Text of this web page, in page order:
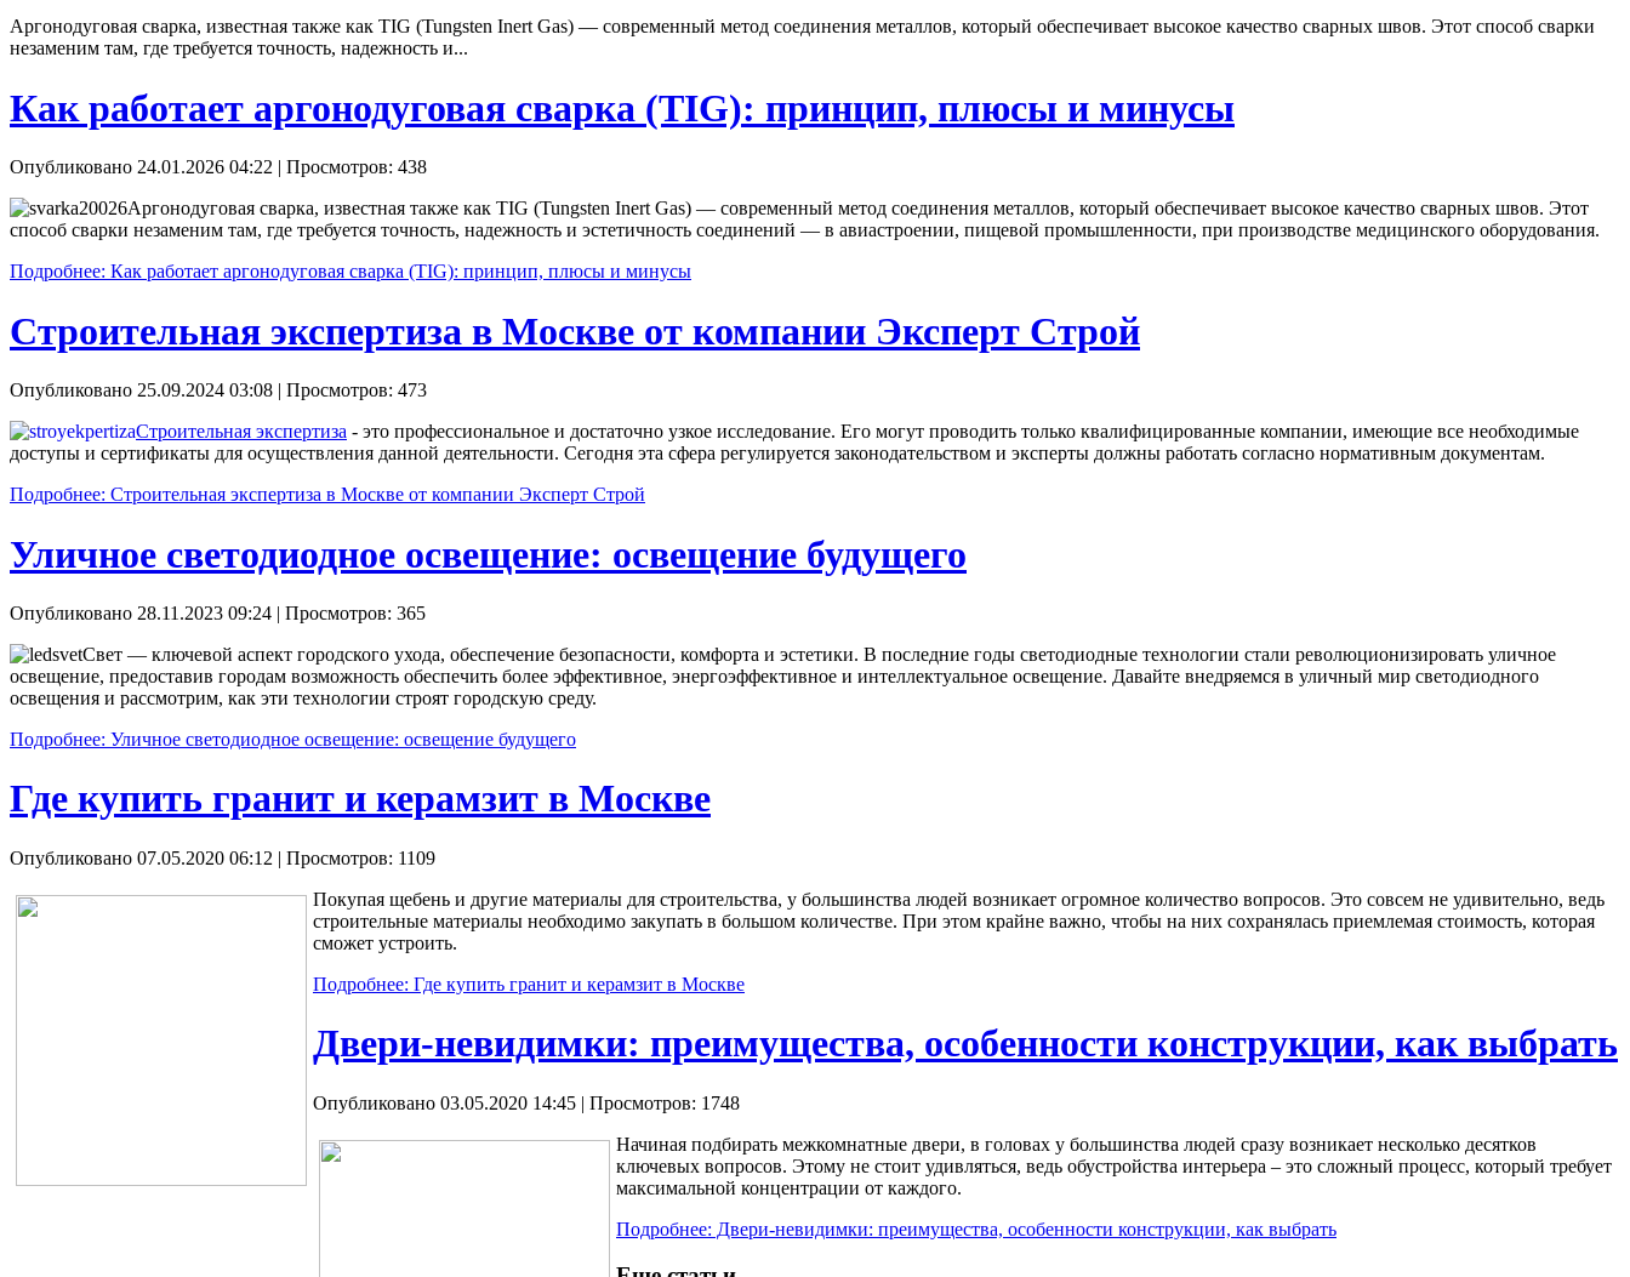
Аргонодуговая сварка, известная также как TIG (Tungsten Inert Gas) — современный метод соединения металлов, который обеспечивает высокое качество сварных швов. Этот способ сварки
незаменим там, где требуется точность, надежность и...
Как работает аргонодуговая сварка (TIG): принцип, плюсы и минусы
Опубликовано 24.01.2026 04:22 | Просмотров: 438
Аргонодуговая сварка, известная также как TIG (Tungsten Inert Gas) — современный метод соединения металлов, который обеспечивает высокое качество сварных швов. Этот
способ сварки незаменим там, где требуется точность, надежность и эстетичность соединений — в авиастроении, пищевой промышленности, при производстве медицинского оборудования.
Подробнее: Как работает аргонодуговая сварка (TIG): принцип, плюсы и минусы
Строительная экспертиза в Москве от компании Эксперт Строй
Опубликовано 25.09.2024 03:08 | Просмотров: 473
Строительная экспертиза - это профессиональное и достаточно узкое исследование. Его могут проводить только квалифицированные компании, имеющие все необходимые
доступы и сертификаты для осуществления данной деятельности. Сегодня эта сфера регулируется законодательством и эксперты должны работать согласно нормативным документам.
Подробнее: Строительная экспертиза в Москве от компании Эксперт Строй
Уличное светодиодное освещение: освещение будущего
Опубликовано 28.11.2023 09:24 | Просмотров: 365
Свет — ключевой аспект городского ухода, обеспечение безопасности, комфорта и эстетики. В последние годы светодиодные технологии стали революционизировать уличное
освещение, предоставив городам возможность обеспечить более эффективное, энергоэффективное и интеллектуальное освещение. Давайте внедряемся в уличный мир светодиодного
освещения и рассмотрим, как эти технологии строят городскую среду.
Подробнее: Уличное светодиодное освещение: освещение будущего
Где купить гранит и керамзит в Москве
Опубликовано 07.05.2020 06:12 | Просмотров: 1109
Покупая щебень и другие материалы для строительства, у большинства людей возникает огромное количество вопросов. Это совсем не удивительно, ведь
строительные материалы необходимо закупать в большом количестве. При этом крайне важно, чтобы на них сохранялась приемлемая стоимость, которая
сможет устроить.
Подробнее: Где купить гранит и керамзит в Москве
Двери-невидимки: преимущества, особенности конструкции, как выбрать
Опубликовано 03.05.2020 14:45 | Просмотров: 1748
Начиная подбирать межкомнатные двери, в головах у большинства людей сразу возникает несколько десятков
ключевых вопросов. Этому не стоит удивляться, ведь обустройства интерьера – это сложный процесс, который требует
максимальной концентрации от каждого.
Подробнее: Двери-невидимки: преимущества, особенности конструкции, как выбрать